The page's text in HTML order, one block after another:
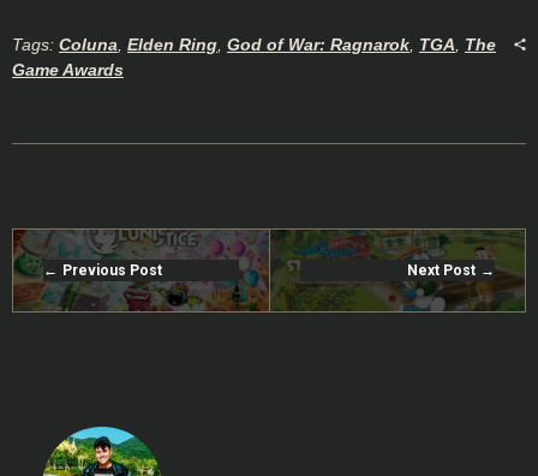
Tags: Coluna Elden Ring God of War: Ragnarok TGA
The
Game Awards
Previous Post Next Post